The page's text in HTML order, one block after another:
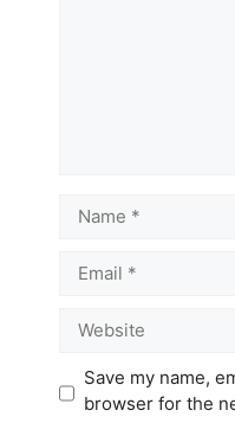
Name
Email
Website
Save my name,
browser for the